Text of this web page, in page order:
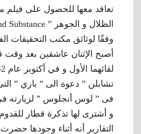
تعاقد معها للحصول على فيلم
وفقًا لوثائق مكتب التحقيقات
أصبح الإثنان عاشقين بعد
تشابلن ” دعوة الى ” باري ”
فى ” لوس أنجلوس ” لزيارته
و أشترى لها تذكرة قطار للقدوم
التقارير أنه أثناء وجودها